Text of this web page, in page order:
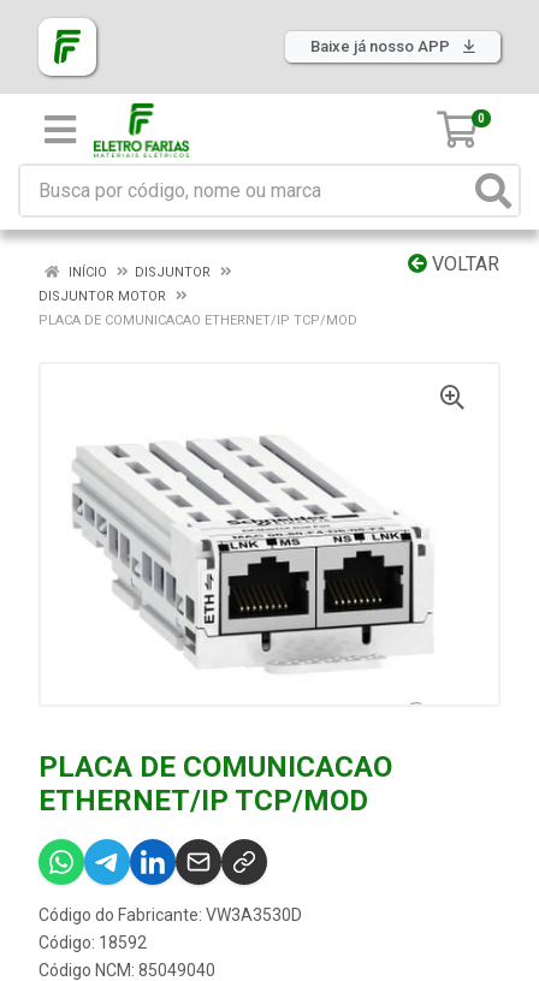
Baixe já nosso APP
0
VOLTAR
INÍCIO
DISJUNTOR
DISJUNTOR MOTOR
PLACA DE COMUNICACAO ETHERNET/IP TCP/MOD
PLACA DE COMUNICACAO
ETHERNET/IP TCP/MOD
Código do Fabricante: VW3A3530D
Código: 18592
Código NCM: 85049040